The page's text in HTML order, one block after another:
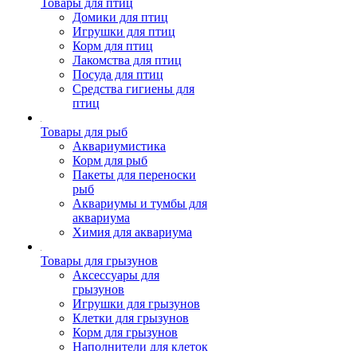
Товары для птиц
Домики для птиц
Игрушки для птиц
Корм для птиц
Лакомства для птиц
Посуда для птиц
Средства гигиены для
птиц
Товары для рыб
Аквариумистика
Корм для рыб
Пакеты для переноски
рыб
Аквариумы и тумбы для
аквариума
Химия для аквариума
Товары для грызунов
Аксессуары для
грызунов
Игрушки для грызунов
Клетки для грызунов
Корм для грызунов
Наполнители для клеток